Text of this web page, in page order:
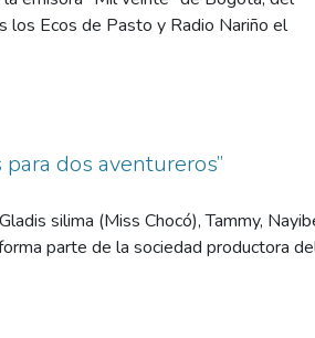
los Ecos de Pasto y Radio Nariño el
dos aventureros”
silima (Miss Chocó), Tammy,
parte de la sociedad productora